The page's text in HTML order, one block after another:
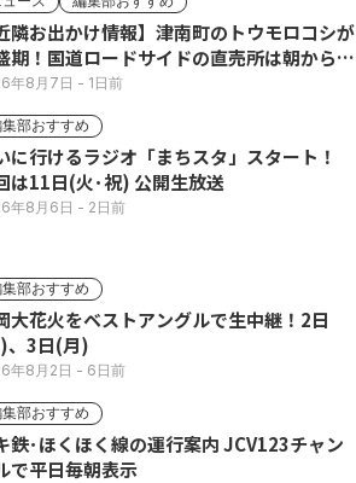
隣お出かけ情報】津南町のトウモロコシが
期！国道ロードサイドの直売所は朝から長
年8月7日 - 1日前
部おすすめ
に行けるラジオ「まちスタ」スタート！
は11日(火･祝) 公開生放送
年8月6日 - 2日前
部おすすめ
大花火をベストアングルで生中継！2日
、3日(月)
年8月2日 - 6日前
部おすすめ
･ほくほく線の運行案内 JCV123チャン
で平日毎朝表示